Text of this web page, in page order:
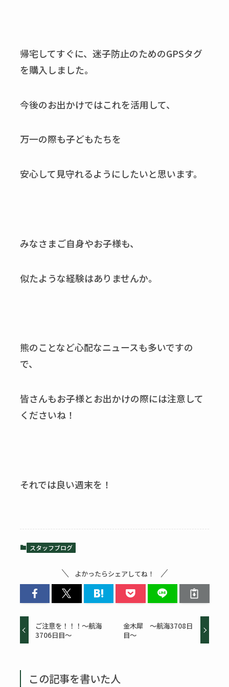
帰宅してすぐに、迷子防止のためのGPSタグ
を購入しました。
今後のお出かけではこれを活用して、
万一の際も子どもたちを
安心して見守れるようにしたいと思います。
みなさまご自身やお子様も、
似たような経験はありませんか。
熊のことなど心配なニュースも多いですの
で、
皆さんもお子様とお出かけの際には注意して
くださいね！
それでは良い週末を！
スタッフブログ
よかったらシェアしてね！
ご注意を！！！～航海
3706日目～
金木犀 ～航海3708日
目～
この記事を書いた人